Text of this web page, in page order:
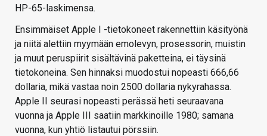
HP-65-laskimensa.
Ensimmäiset Apple I -tietokoneet rakennettiin käsityönä
ja niitä alettiin myymään emolevyn, prosessorin, muistin
ja muut peruspiirit sisältävinä paketteina, ei täysinä
tietokoneina. Sen hinnaksi muodostui nopeasti 666,66
dollaria, mikä vastaa noin 2500 dollaria nykyrahassa.
Apple II seurasi nopeasti perässä heti seuraavana
vuonna ja Apple III saatiin markkinoille 1980; samana
vuonna, kun yhtiö listautui pörssiin.